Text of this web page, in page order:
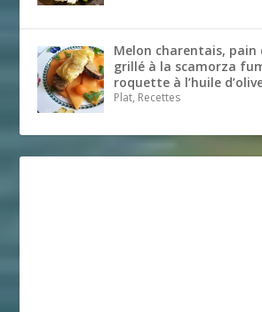
Melon charentais, pain
grillé à la scamorza
roquette à l’huile
Plat, Recettes